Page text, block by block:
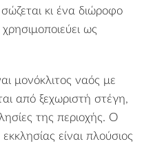
κι ένα διώροφο
ως
μονόκλιτος ναός με
από ξεχωριστή στέγη,
της περιοχής. Ο
είναι πλούσιος